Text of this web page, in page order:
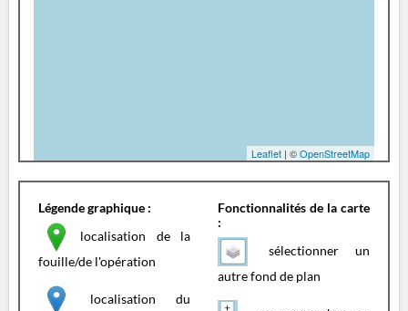
Leaflet | ©OpenStreetMap
Légende graphique :
localisation de la
fouille/de l'opération
localisation du
Fonctionnalités de la carte
:
sélectionner un
autre fond de plan